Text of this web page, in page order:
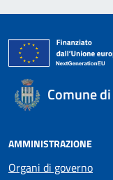
Comune
AMMINISTRAZIONE
Organi di governo